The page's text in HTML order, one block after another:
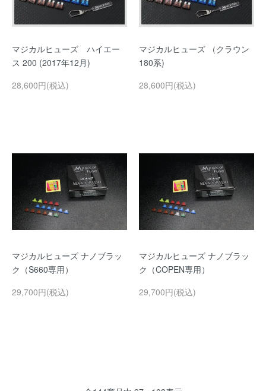
マジカルヒューズ ハイエー
ス 200 (2017年12月)
28,600円(税込)
マジカルヒューズ （クラウン
180系)
28,600円(税込)
マジカルヒューズ ナノブラッ
ク（S660専用）
29,700円(税込)
マジカルヒューズ ナノブラッ
ク（COPEN専用）
29,700円(税込)